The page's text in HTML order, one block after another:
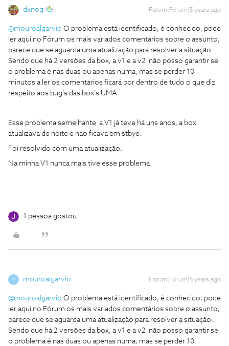
dxnog Forum|Forum|5 years ago
@mouroalgarvio O problema está identificado, é conhecido, pode
ler aqui no Fórum os mais variados comentários sobre o assunto,
parece que se aguarda uma atualização para resolver a situação.
Sendo que há 2 versões da box, a v1 e a v2 não posso garantir se
o problema é nas duas ou apenas numa, mas se perder 10
minutos a ler os comentários ficará por dentro de tudo o que diz
respeito aos bug’s das box’s UMA.
Esse problema semelhante a V1 já teve há uns anos, a box
atualizava de noite e nao ficava em stbye.
Foi resolvido com uma atualização.
Na minha V1 nunca mais tive esse problema.
1 pessoa gostou
M mouroalgarvio Forum|Forum|5 years ago
@mouroalgarvio O problema está identificado, é conhecido, pode
ler aqui no Fórum os mais variados comentários sobre o assunto,
parece que se aguarda uma atualização para resolver a situação.
Sendo que há 2 versões da box, a v1 e a v2 não posso garantir se
o problema é nas duas ou apenas numa, mas se perder 10